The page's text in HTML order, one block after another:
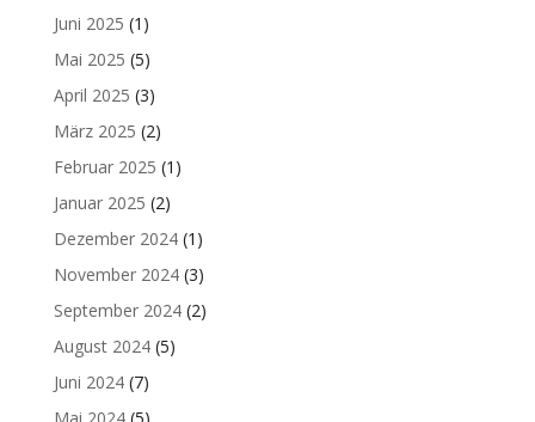
Juni 2025 (1)
Mai 2025 (5)
April 2025 (3)
März 2025 (2)
Februar 2025 (1)
Januar 2025 (2)
Dezember 2024(1)
November 2024(3)
September 2024(2)
August 2024(5)
Juni 2024(7)